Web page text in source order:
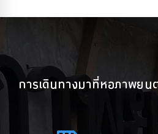
การเดินทางมาที่หอภาพยน